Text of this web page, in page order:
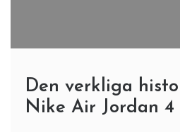
Den verkliga
Nike Air Jordan 4